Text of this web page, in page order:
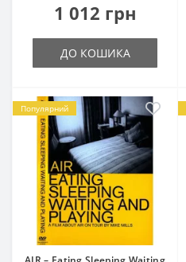
1 012 грн
ДО КОШИКА
Популярний